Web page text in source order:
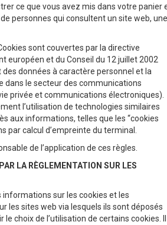
ce que vous avez mis dans votre panier
personnes qui consultent un site web, une
sont couvertes par la directive
européen et du Conseil du 12 juillet 2002
données à caractère personnel et la
dans le secteur des communications
privée et communications électroniques).
l’utilisation de technologies similaires
aux informations, telles que les “cookies
par calcul d’empreinte du terminal.
de l’application de ces règles.
LA RÈGLEMENTATION SUR LES
sur les cookies et les
les sites web via lesquels ils sont déposés
choix de l’utilisation de certains cookies. Il